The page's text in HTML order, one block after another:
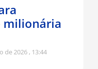
milionária
de 2026 13:44